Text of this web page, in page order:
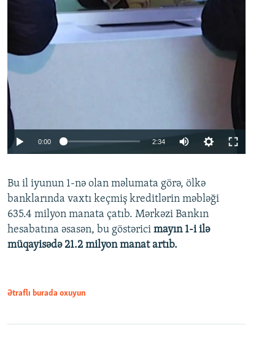
0:00 2:34
360p
480p
720p
Bu il iyunun 1-nə olan məlumata görə, ölkə
banklarında vaxtı keçmiş kreditlərin məbləği
635.4 milyon manata çatıb. Mərkəzi Bankın
hesabatına əsasən, bu göstərici mayın 1-i ilə
müqayisədə 21.2 milyon manat artıb.
Ətraflı burada oxuyun